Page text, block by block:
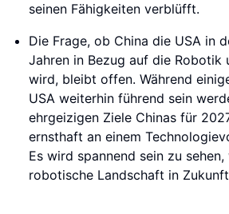
seinen Fähigkeiten verblüfft.
Die Frage, ob China die USA in
Jahren in Bezug auf die Robotik
wird, bleibt offen. Während
USA weiterhin führend sein
ehrgeizigen Ziele Chinas für
ernsthaft an einem
Es wird spannend sein zu
robotische Landschaft in